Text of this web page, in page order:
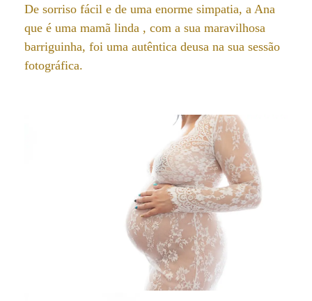
De sorriso fácil e de uma enorme simpatia, a Ana
que é uma mamã linda , com a sua maravilhosa
barriguinha, foi uma autêntica deusa na sua sessão
fotográfica.